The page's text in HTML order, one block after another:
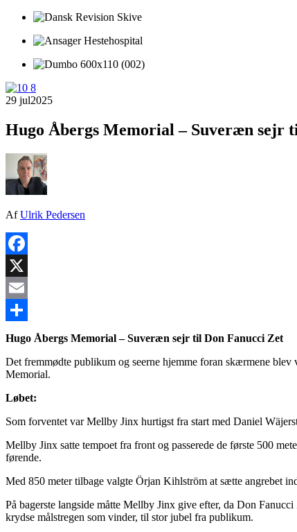
29 jul2025
Hugo Åbergs Memorial – Suveræn sejr
AfUlrik Pedersen
Facebook
X
Email
Share
Hugo Åbergs Memorial – Suveræn sejr til Don Fanucci Zet
Det fremmødte publikum og seerne hjemme foran skærmene
Memorial.
Løbet:
Som forventet var Mellby Jinx hurtigst fra start med Daniel
Mellby Jinx satte tempoet fra front og passerede de første 500
førende.
Med 850 meter tilbage valgte Örjan Kihlström at sætte angrebet
På bagerste langside måtte Mellby Jinx give efter, da Don
krydse målstregen som vinder, til stor jubel fra publikum.